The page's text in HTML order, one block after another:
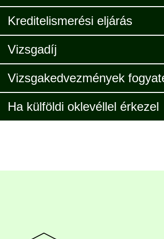
Kreditelismerési eljárás
Vizsgadíj
Vizsgakedvezmények
Ha külföldi oklevéllel érkezel